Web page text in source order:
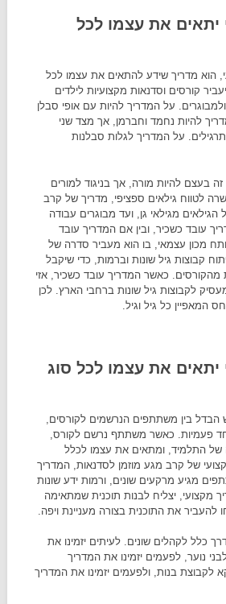
יתאים את עצמו לכל
הוא מדריך שידע להתאים את עצמו לכל
קורסים וסדנאות מקצועיות לילדים
ולמבוגרים. על המדריך להיות עם אופי סבלן
להיות נחמד וחברמן, אך מצד שני
על המדריך לגלות סבלנות
בעצם להיות מורה, אך בניגוד למורים
לטווח גילאים ספציפי, מדריך של קרב
מגילאי גן, ועד מבוגרים עבודה
עובד כשכיר, ובין אם המדריך עובד
מכון עצמאי, בו הוא מעביר סדרה של
קבוצות גיל שונות וברמות, כדי שיקבל
כאשר המדריך עובד כשכיר, אזי
לקבוצות גיל שונות ברחבי הארץ. לכן
המאפיין כל גיל וגיל.
יתאים את עצמו לכל סוג
הבדל בין משתתפים הנרשמים לקורסים,
פעמיות. כאשר משתתף נרשם לקורס,
של התלמיד, ומתאים את עצמו לכלל
של קרב מגע מוזמן לסדנאות, המדריך
מגיע מרקעים שונים, ורמות ידע שונות
מקצועי, יצליח לבנות תוכנית שמתאימה
להעביר את התוכנית בצורה מעניינת ויפה.
כלל לקהלים שונים. לעיתים יזמינו את
נוער, לפעמים יזמינו את המדריך
לקבוצת בנות, ולפעמים יזמינו את המדריך